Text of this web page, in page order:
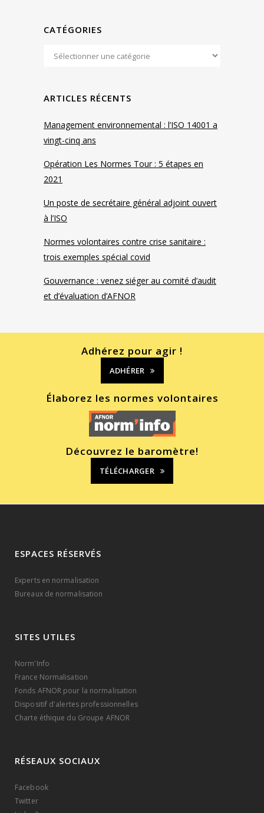
CATÉGORIES
ARTICLES RÉCENTS
Management environnemental : l’ISO 14001 a
vingt-cinq ans
Opération Les Normes Tour : 5 étapes en
2021
Un poste de secrétaire général adjoint ouvert
à l’ISO
Normes volontaires contre crise sanitaire :
trois exemples spécial covid
Gouvernance : venez siéger au comité d’audit
et d’évaluation d’AFNOR
Adhérez pour agir !
ADHÉRER
Élaborez les normes volontaires
Découvrez le baromètre!
TÉLÉCHARGER
ESPACES RÉSERVÉS
Experts en normalisation
Bureaux de normalisation
SITES UTILES
Norm'Info
France Normalisation
Fonds AFNOR pour la normalisation
Dispositif d'alertes professionnelles
Charte éthique du Groupe AFNOR
RÉSEAUX SOCIAUX
Facebook
Twitter